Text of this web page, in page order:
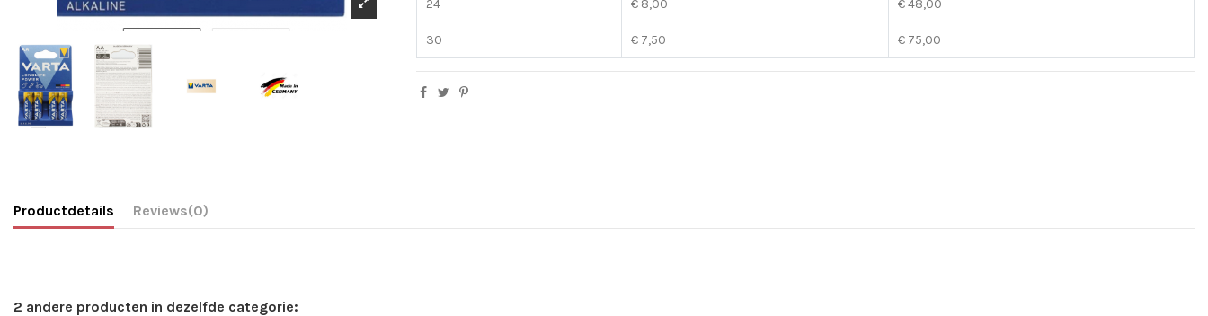
24 € 8,00 € 48,00
30 € 7,50 € 75,00
Productdetails Reviews(0)
2 andere producten in dezelfde categorie: